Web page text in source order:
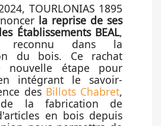
TOURLONIAS 1895
la reprise de ses
Établissements BEAL,
reconnu dans la
du bois. Ce rachat
nouvelle étape pour
intégrant le savoir-
des Billots Chabret,
de la fabrication de
en bois depuis